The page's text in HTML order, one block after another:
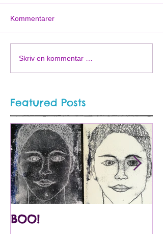
Kommentarer
Skriv en kommentar …
Featured Posts
BOO!